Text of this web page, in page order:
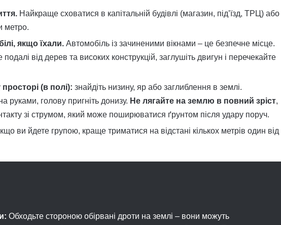
Найкраще сховатися в капітальній будівлі (магазин, під’їзд, ТРЦ) або
метро.
якщо їхали. Автомобіль із зачиненими вікнами – це безпечне місце.
подалі від дерев та високих конструкцій, заглушіть двигун і перечекайте
(в полі): знайдіть низину, яр або заглиблення в землі.
руками, голову пригніть донизу. Не лягайте на землю в повний зріст,
зі струмом, який може поширюватися ґрунтом після удару поруч.
ви йдете групою, краще триматися на відстані кількох метрів один від
Обходьте стороною обірвані дроти на землі – вони можуть